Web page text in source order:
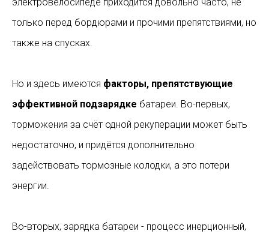
только перед бордюрами и прочими препятствиями, но
также на спусках.
Но и здесь имеются факторы, препятствующие
эффективной подзарядке батареи. Во-первых,
торможения за счёт одной рекуперации может быть
недостаточно, и придётся дополнительно
задействовать тормозные колодки, а это потери
энергии.
Во-вторых, зарядка батареи - процесс инерционный,